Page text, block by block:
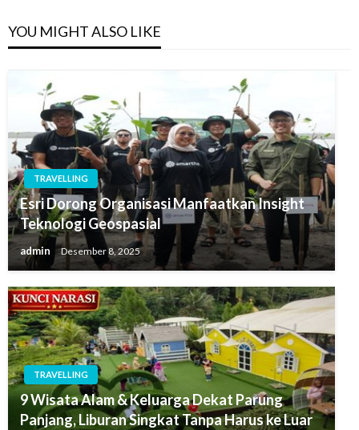
YOU MIGHT ALSO LIKE
TRAVELLING
Esri Dorong Organisasi Manfaatkan Insight
Teknologi Geospasial
admin Desember 8, 2025
TRAVELLING
9 Wisata Alam & Keluarga Dekat Parung
Panjang, Liburan Singkat Tanpa Harus ke Luar